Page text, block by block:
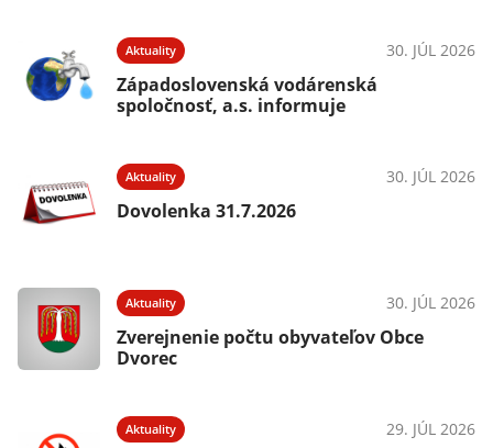
Aktuality 30. JÚL 2026
Západoslovenská vodárenská
spoločnosť, a.s. informuje
Aktuality 30. JÚL 2026
Dovolenka 31.7.2026
Aktuality 30. JÚL 2026
Zverejnenie počtu obyvateľov Obce
Dvorec
Aktuality 29. JÚL 2026